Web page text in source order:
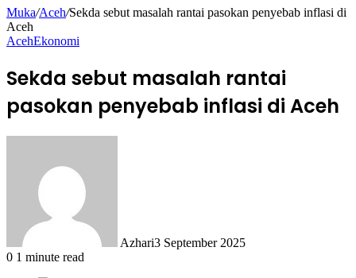
Muka/Aceh/Sekda sebut masalah rantai pasokan penyebab inflasi di
Aceh
AcehEkonomi
Sekda sebut masalah rantai
pasokan penyebab inflasi di Aceh
Azhari3 September 2025
0 1 minute read